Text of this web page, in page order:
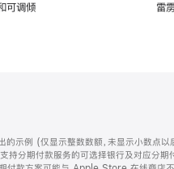
可调倾
雷
示例 (仅显示整数数额，未显示小数点
持分期付款服务的可选择银行及对应